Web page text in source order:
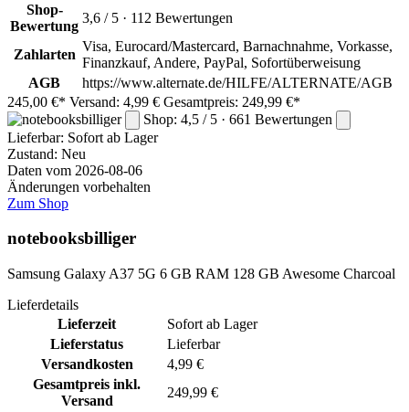
Shop-
Bewertung
3,6 / 5 · 112 Bewertungen
Zahlarten
Visa, Eurocard/Mastercard, Barnachnahme, Vorkasse,
Finanzkauf, Andere, PayPal, Sofortüberweisung
AGB
https://www.alternate.de/HILFE/ALTERNATE/AGB
245,00 €* Versand: 4,99 € Gesamtpreis: 249,99 €*
Shop: 4,5 / 5 · 661 Bewertungen
Lieferbar: Sofort ab Lager
Zustand: Neu
Daten vom 2026-08-06
Änderungen vorbehalten
Zum Shop
notebooksbilliger
Samsung Galaxy A37 5G 6 GB RAM 128 GB Awesome Charcoal
Lieferdetails
Lieferzeit
Sofort ab Lager
Lieferstatus
Lieferbar
Versandkosten
4,99 €
Gesamtpreis inkl.
Versand
249,99 €